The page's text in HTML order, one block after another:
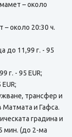
– около
– около 20:30 ч.
до 11,99 г. - 95
г. - 95 EUR;
трансфер и
Матмата и Гафса.
градина и
мин. (до 2-ма